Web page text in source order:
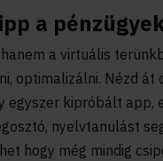
a
a virtuális
optimalizálni. Nézd át
egyszer kipróbált app,
nyelvtanulást
hogy még mindig